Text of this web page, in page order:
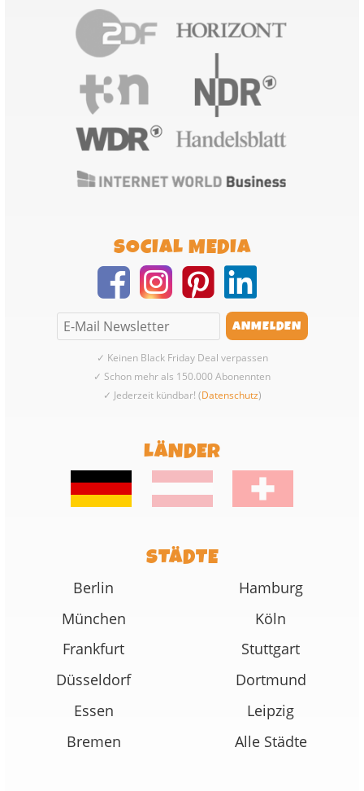
SOCIAL MEDIA
✓ Keinen Black Friday Deal verpassen
✓ Schon mehr als 150.000 Abonennten
✓ Jederzeit kündbar! (Datenschutz)
LÄNDER
STÄDTE
Berlin
Hamburg
München
Köln
Frankfurt
Stuttgart
Düsseldorf
Dortmund
Essen
Leipzig
Bremen
Alle Städte